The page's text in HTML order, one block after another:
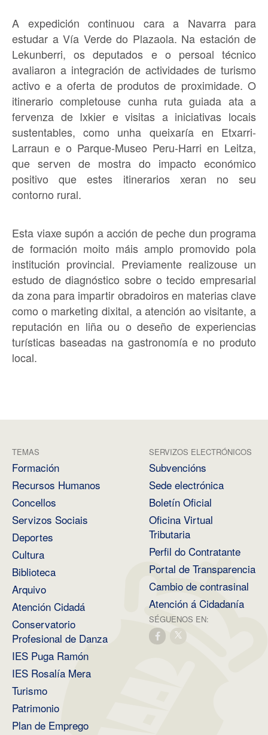
A expedición continuou cara a Navarra para
estudar a Vía Verde do Plazaola. Na estación de
Lekunberri, os deputados e o persoal técnico
avaliaron a integración de actividades de turismo
activo e a oferta de produtos de proximidade. O
itinerario completouse cunha ruta guiada ata a
fervenza de Ixkier e visitas a iniciativas locais
sustentables, como unha queixaría en Etxarri-
Larraun e o Parque-Museo Peru-Harri en Leitza,
que serven de mostra do impacto económico
positivo que estes itinerarios xeran no seu
contorno rural.
Esta viaxe supón a acción de peche dun programa
de formación moito máis amplo promovido pola
institución provincial. Previamente realizouse un
estudo de diagnóstico sobre o tecido empresarial
da zona para impartir obradoiros en materias clave
como o marketing dixital, a atención ao visitante, a
reputación en liña ou o deseño de experiencias
turísticas baseadas na gastronomía e no produto
local.
TEMAS
Formación
Recursos Humanos
Concellos
Servizos Sociais
Deportes
Cultura
Biblioteca
Arquivo
Atención Cidadá
Conservatorio
Profesional de Danza
IES Puga Ramón
IES Rosalía Mera
Turismo
Patrimonio
Plan de Emprego
SERVIZOS ELECTRÓNICOS
Subvencións
Sede electrónica
Boletín Oficial
Oficina Virtual
Tributaria
Perfil do Contratante
Portal de Transparencia
Cambio de contrasinal
Atención á Cidadanía
SÉGUENOS EN: